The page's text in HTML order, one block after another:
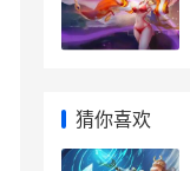
猜你喜欢